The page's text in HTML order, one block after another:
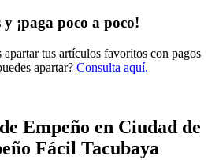
¡paga poco a poco!
apartar tus artículos favoritos con pagos
apartar? Consulta aquí.
Empeño en Ciudad de
Fácil Tacubaya